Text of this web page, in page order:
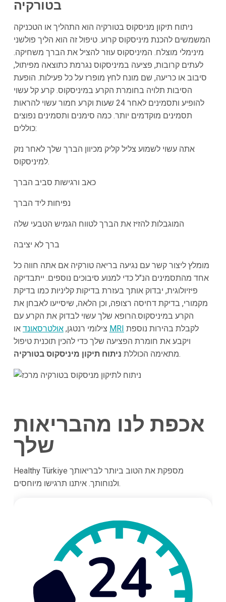
בטורקיה
ניתוח תיקון מניסקוס בטורקיה הוא התהליך או הטכניקה
המשמשים להכנת מיניסקוס קרוע. טיפול זה הוא הליך פולשני
מינימלי מוצלח. המיניסקוס עוזר להציל את הברך משחיקה.
לעתים קרובות, פציעה במיניסקוס נגרמת כתוצאה מפיתול,
סיבוב או כריעה, שם מונח לחץ מופרז על כל פעילות. הופעת
הסיבות תלויה בחומרת הקרע במיניסקוס. קרע קל עשוי
להופיע ותסמינים לאחר 24 שעות וקרע חמור עשוי להראות
תסמינים מוקדמים יותר. כמה סימנים ותסמינים נפוצים
כוללים:
אתה עשוי לשמוע צליל קליק מכיוון הברך שלך לאחר נזק
למיניסקוס.
כאב ורגישות סביב הברך
נפיחות ליד הברך
המוגבלות להזיז את הברך לטווח הגמיש הטבעי שלה
ברך לא יציבה
מומלץ ליצור קשר עם נגיעה בריאה טורקיה אם אתה חווה כל
אחד מהתסמינים הנ"ל כדי למנוע סיבוכים נוספים. ייתבדיקה
פיזיולוגית, יבדוק אותך בעזרת בדיקות קליניות כמו בדיקת
מקמורי, בדיקת דחיסה רצופה, וכן הלאה, שיסייעו לאבחן את
הקרע במיניסקוס.הרופא שלך עשוי לבדוק את הקרע עם
צילומי רנטגן,אולטרסאונד MRI
ויקבע את חומרת הפציעה שלך כדי להכין תוכנית טיפול
מתאימה הכוללת ניתוח תיקון מיניסקוס בטורקיה .
אכפת לנו מהבריאות
שלך
Healthy Türkiye מספקת את הטוב ביותר לבריאותך
ולנוחותך. איתנו תרגישו מיוחסים.